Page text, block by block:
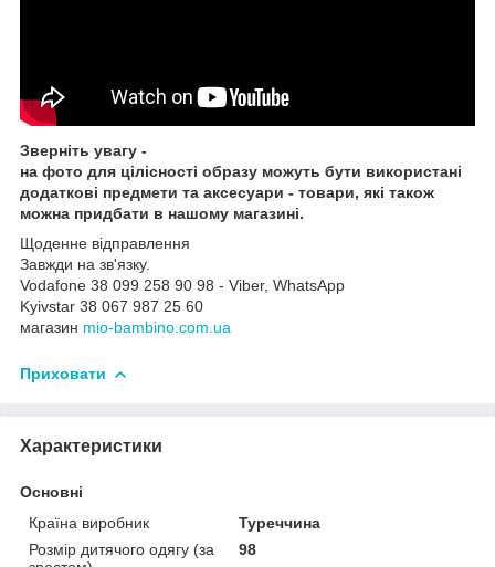
Зверніть увагу -
на фото для цілісності образу можуть бути використані
додаткові предмети та аксесуари - товари, які також
можна придбати в нашому магазині.
Щоденне відправлення
Завжди на зв'язку.
Vodafone 38 099 258 90 98 - Viber, WhatsApp
Kyivstar 38 067 987 25 60
магазин mio-bambino.com.ua
Приховати
Характеристики
Основні
Країна виробник
Туреччина
Розмір дитячого одягу (за
98